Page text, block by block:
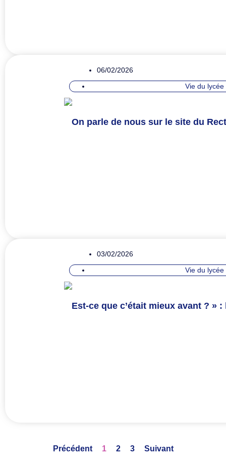
06/02/2026
Vie du lycée
On parle de nous sur le site du
03/02/2026
Vie du lycée
Est-ce que c’était mieux avant ? »
Précédent 1 2 3 Suivant